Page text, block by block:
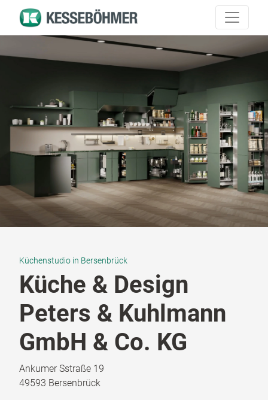
Küchenstudio in Bersenbrück
Küche & Design
Peters & Kuhlmann
GmbH & Co. KG
Ankumer Sstraße 19
49593 Bersenbrück